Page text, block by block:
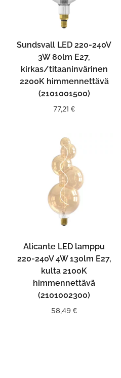
Sundsvall LED 220-240V
3W 80lm E27,
kirkas/titaaninvärinen
2200K himmennettävä
(2101001500)
77,21 €
Alicante LED lamppu
220-240V 4W 130lm E27,
kulta 2100K
himmennettävä
(2101002300)
58,49 €